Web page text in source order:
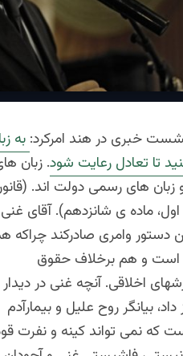
خبری در هند امرکرد: به
تا تعادل رعایت شود. زبان
های رسمی دولت اند.
ماده ی شانزدهم). آقای غنی
دستور وامری صادرکند چراکه
است و هم برخلاف حقوق
اخلاقی. آنچه غنی در دیدار
داد، بیانگر روح علیل و بیمارآدم
که نمی تواند کینه و نفرت